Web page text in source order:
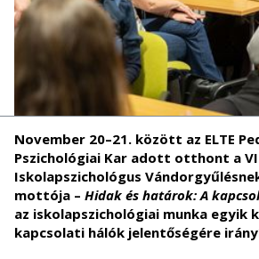
November 20–21. között az ELTE
Pszichológiai Kar adott otthont a
Iskolapszichológus
mottója – Hidak és határok: A
az iskolapszichológiai munka egyik
kapcsolati hálók jelentőségére